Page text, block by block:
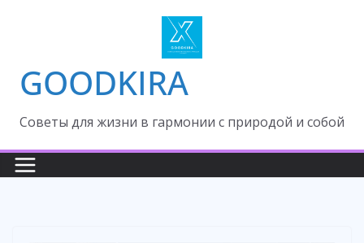
GOODKIRA
Cоветы для жизни в гармонии с природой и собой